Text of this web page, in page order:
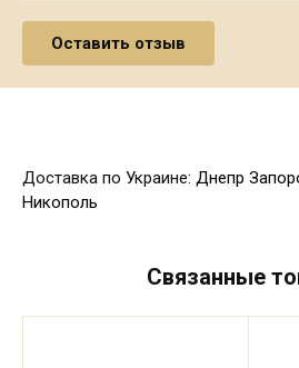
Доставка по Украине: Днепр
Никополь
Связанные